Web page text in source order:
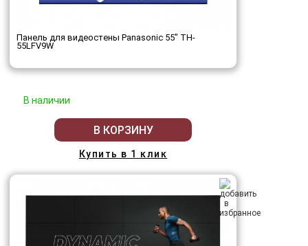
Панель для видеостены Panasonic 55" TH-
55LFV9W
В наличии
В КОРЗИНУ
Купить в 1 клик